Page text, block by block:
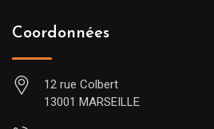
Coordonnées
12 rue Colbert
13001 MARSEILLE